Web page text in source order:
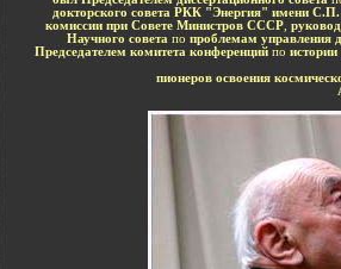
докторского совета РКК "Энергия" имени С.П.
комиссии при Совете Министров СССР
Научного совета по проблемам управления
Председателем комитета конференций по
пионеров освоения